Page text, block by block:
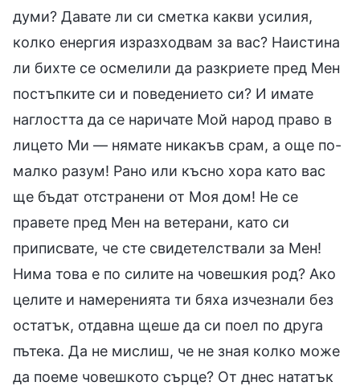
думи? Давате ли си сметка какви усилия,
колко енергия изразходвам за вас? Наистина
ли бихте се осмелили да разкриете пред Мен
постъпките си и поведението си? И имате
наглостта да се наричате Мой народ право в
лицето Ми — нямате никакъв срам, а още по-
малко разум! Рано или късно хора като вас
ще бъдат отстранени от Моя дом! Не се
правете пред Мен на ветерани, като си
приписвате, че сте свидетелствали за Мен!
Нима това е по силите на човешкия род? Ако
целите и намеренията ти бяха изчезнали без
остатък, отдавна щеше да си поел по друга
пътека. Да не мислиш, че не зная колко може
да поеме човешкото сърце? От днес нататък